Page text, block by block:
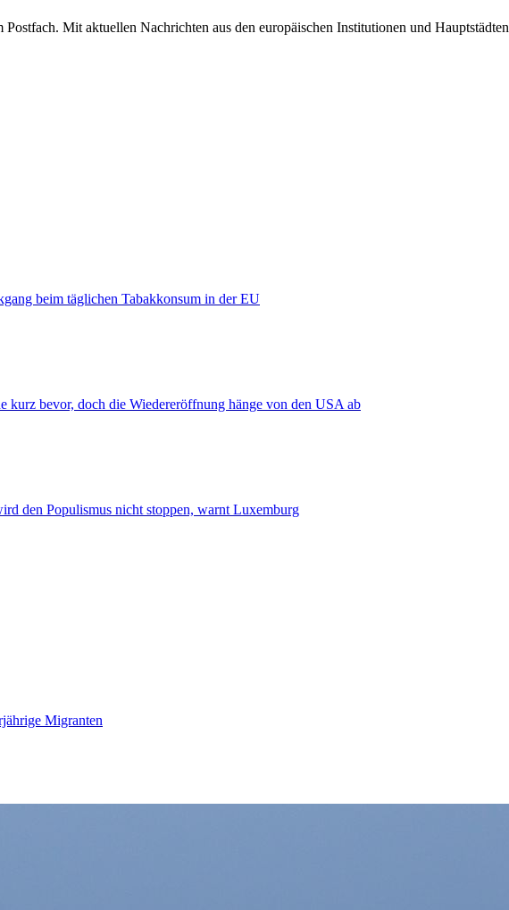
Mit aktuellen Nachrichten aus den europäischen Institutionen und
beim täglichen Tabakkonsum in der EU
kurz bevor, doch die Wiedereröffnung hänge von den USA ab
den Populismus nicht stoppen, warnt Luxemburg
Migranten